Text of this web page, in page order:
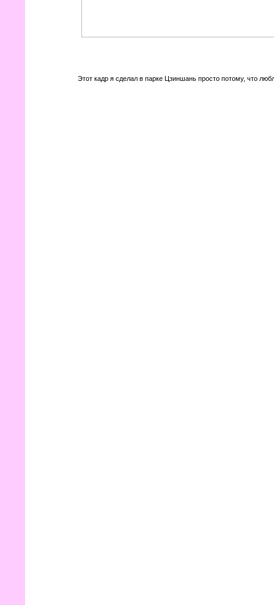
Этот кадр я сделал в парке Цзиншань просто потому, что